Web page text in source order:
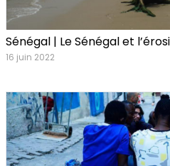
Sénégal | Le Sénégal et
16 juin 2022